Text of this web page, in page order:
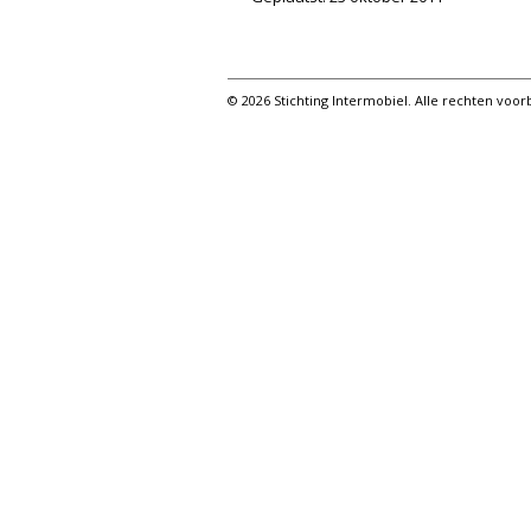
© 2026 Stichting Intermobiel. Alle rechten